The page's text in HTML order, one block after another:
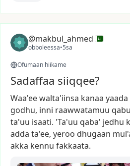
@makbul_ahmed
obboleessa•5sa
Ofumaan hiikame
Sadaffaa siiqqee?
Waa'eewalta'iinsa kanaa yaada
godhu, inni raawwatamuu qabu
ta'uu isaati. 'Ta'uu qaba' jedhu
adda ta'ee, yeroo dhugaan
akka kennu fakkaata.